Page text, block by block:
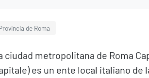
de Roma
ciudad metropolitana de Roma
es un ente local italiano de